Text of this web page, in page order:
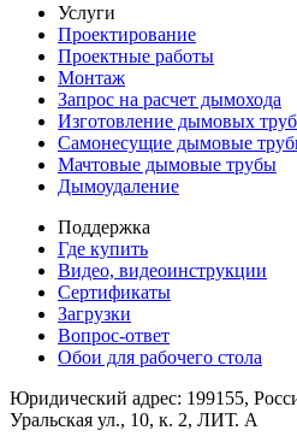
Услуги
Проектирование
Проектные работы
Монтаж
Запрос на расчет дымохода
Изготовление дымовых труб
Самонесущие дымовые
Мачтовые дымовые трубы
Дымоудаление
Поддержка
Где купить
Видео, видеоинструкции
Сертификаты
Загрузки
Вопрос-ответ
Обои для рабочего стола
Юридический адрес: 199155,
Уральская ул., 10, к. 2, ЛИТ. А